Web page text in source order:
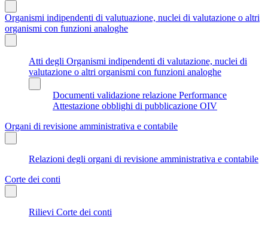
Organismi indipendenti di valutuazione, nuclei di valutazione o altri
organismi con funzioni analoghe
Atti degli Organismi indipendenti di valutazione, nuclei di
valutazione o altri organismi con funzioni analoghe
Documenti validazione relazione Performance
Attestazione obblighi di pubblicazione OIV
Organi di revisione amministrativa e contabile
Relazioni degli organi di revisione amministrativa e contabile
Corte dei conti
Rilievi Corte dei conti